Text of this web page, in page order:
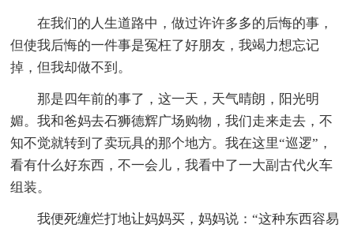
在我们的人生道路中，做过许许多多的后悔的事，
但使我后悔的一件事是冤枉了好朋友，我竭力想忘记
掉，但我却做不到。
那是四年前的事了，这一天，天气晴朗，阳光明
媚。我和爸妈去石狮德辉广场购物，我们走来走去，不
知不觉就转到了卖玩具的那个地方。我在这里“巡逻”，
看有什么好东西，不一会儿，我看中了一大副古代火车
组装。
我便死缠烂打地让妈妈买，妈妈说：“这种东西容易